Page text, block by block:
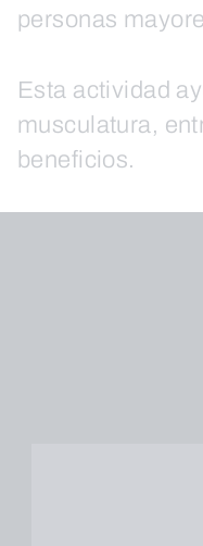
personas
Esta actividad
musculatura,
beneficios.